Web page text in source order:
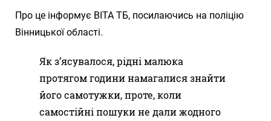
Про це інформує ВІТА ТБ, посилаючись на поліцію
Вінницької області.
Як з’ясувалося, рідні малюка
протягом години намагалися знайти
його самотужки, проте, коли
самостійні пошуки не дали жодного